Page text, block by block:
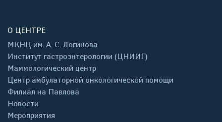
О ЦЕНТРЕ
МКНЦ им. А. С. Логинова
Институт гастроэнтерологии (ЦНИИГ)
Маммологический центр
Центр амбулаторной онкологической помощи
Филиал на Павлова
Новости
Мероприятия